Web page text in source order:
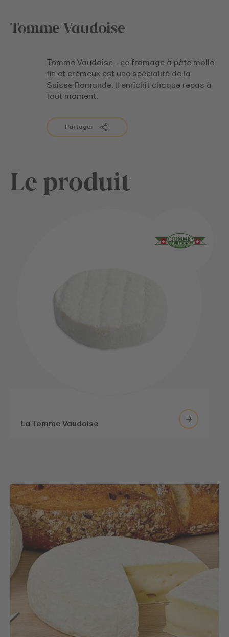
Tomme Vaudoise
Tomme Vaudoise - ce fromage à pâte molle
fin et crémeux est une spécialité de la
Suisse Romande. Il enrichit chaque repas à
tout moment.
Partager
Le produit
La Tomme Vaudoise